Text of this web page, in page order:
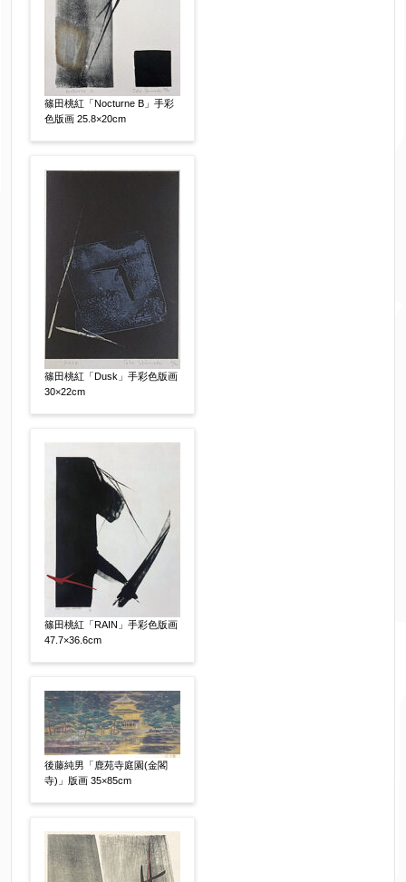
体裁 【任意】
額装
軸装
その他
限定番号 【任意】
制作年 【任意】
売却希望時期
すぐに売りたい
その他
他社様の査定価格
会社名：
査定額：
※他社様からご提示された査定額がございました
らお知らせください。その価格が適切かお返事申
し上げます。
篠田桃紅「Nocturne B」手彩
色版画 25.8×20cm
篠田桃紅「Dusk」手彩色版画
30×22cm
篠田桃紅「RAIN」手彩色版画
47.7×36.6cm
後藤純男「鹿苑寺庭園(金閣
寺)」版画 35×85cm